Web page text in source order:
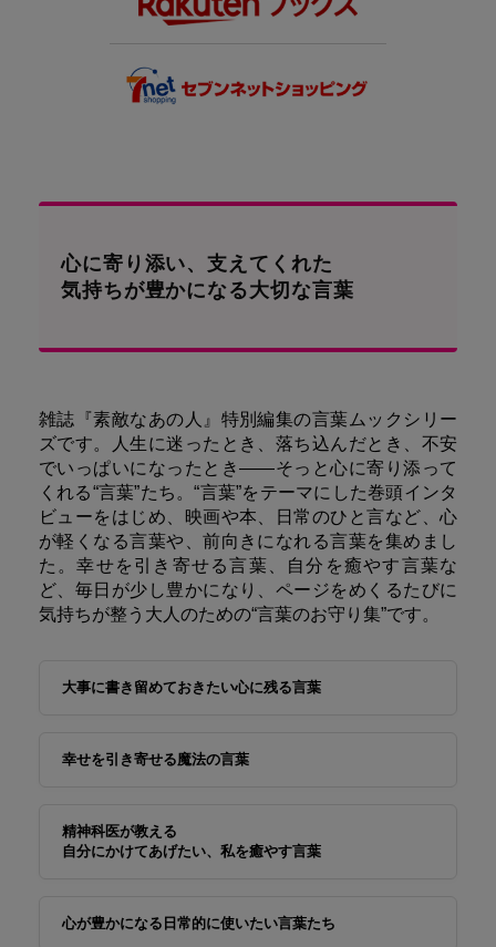
心に寄り添い、支えてくれた
気持ちが豊かになる大切な言葉
雑誌『素敵なあの人』特別編集の言葉ムックシリー
ズです。人生に迷ったとき、落ち込んだとき、不安
でいっぱいになったとき――そっと心に寄り添って
くれる“言葉”たち。“言葉”をテーマにした巻頭インタ
ビューをはじめ、映画や本、日常のひと言など、心
が軽くなる言葉や、前向きになれる言葉を集めまし
た。幸せを引き寄せる言葉、自分を癒やす言葉な
ど、毎日が少し豊かになり、ページをめくるたびに
気持ちが整う大人のための“言葉のお守り集”です。
大事に書き留めておきたい心に残る言葉
幸せを引き寄せる魔法の言葉
精神科医が教える
自分にかけてあげたい、私を癒やす言葉
心が豊かになる日常的に使いたい言葉たち